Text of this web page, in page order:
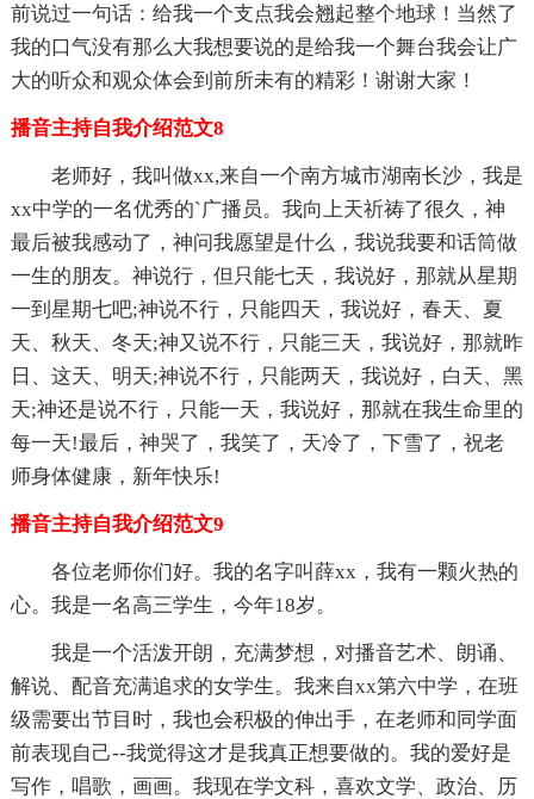
前说过一句话：给我一个支点我会翘起整个地球！当然了
我的口气没有那么大我想要说的是给我一个舞台我会让广
大的听众和观众体会到前所未有的精彩！谢谢大家！
播音主持自我介绍范文8
老师好，我叫做xx,来自一个南方城市湖南长沙，我是
xx中学的一名优秀的`广播员。我向上天祈祷了很久，神
最后被我感动了，神问我愿望是什么，我说我要和话筒做
一生的朋友。神说行，但只能七天，我说好，那就从星期
一到星期七吧;神说不行，只能四天，我说好，春天、夏
天、秋天、冬天;神又说不行，只能三天，我说好，那就昨
日、这天、明天;神说不行，只能两天，我说好，白天、黑
天;神还是说不行，只能一天，我说好，那就在我生命里的
每一天!最后，神哭了，我笑了，天冷了，下雪了，祝老
师身体健康，新年快乐!
播音主持自我介绍范文9
各位老师你们好。我的名字叫薛xx，我有一颗火热的
心。我是一名高三学生，今年18岁。
我是一个活泼开朗，充满梦想，对播音艺术、朗诵、
解说、配音充满追求的女学生。我来自xx第六中学，在班
级需要出节目时，我也会积极的伸出手，在老师和同学面
前表现自己--我觉得这才是我真正想要做的。我的爱好是
写作，唱歌，画画。我现在学文科，喜欢文学、政治、历